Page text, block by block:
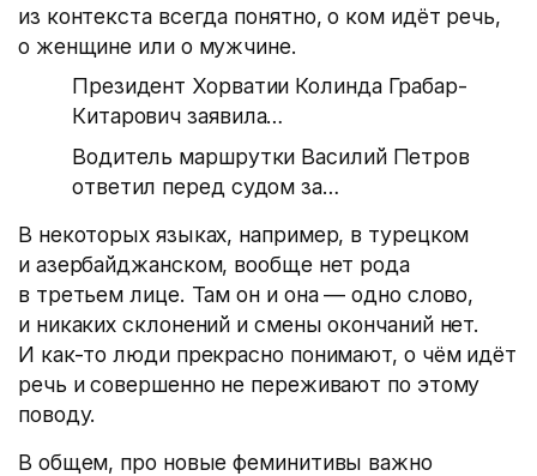
из контекста всегда понятно, о ком идёт речь,
о женщине или о мужчине.
Президент Хорватии Колинда Грабар-
Китарович заявила…
Водитель маршрутки Василий Петров
ответил перед судом за…
В некоторых языках, например, в турецком
и азербайджанском, вообще нет рода
в третьем лице. Там он и она — одно слово,
и никаких склонений и смены окончаний нет.
И как-то люди прекрасно понимают, о чём идёт
речь и совершенно не переживают по этому
поводу.
В общем, про новые феминитивы важно